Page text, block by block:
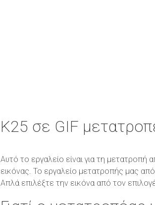
K25 σε GIF
Αυτό το εργαλείο είναι για τη
εικόνας. Το εργαλείο μετατροπής μας
Απλά επιλέξτε την εικόνα από τον